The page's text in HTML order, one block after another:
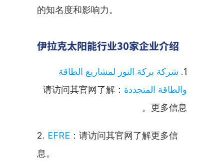
的知名度和影响力。
伊拉克太阳能行业30家企业介绍
1.
والطاقة المتجددة
：请访问其官网了解
更多信息。
2. EFRE ：请访问其官网了解更多信
息。